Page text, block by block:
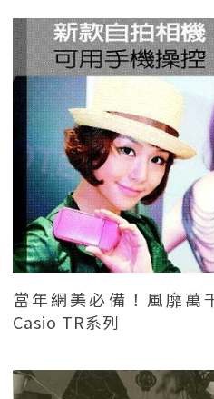
當年網美必備！風靡萬
Casio TR系列